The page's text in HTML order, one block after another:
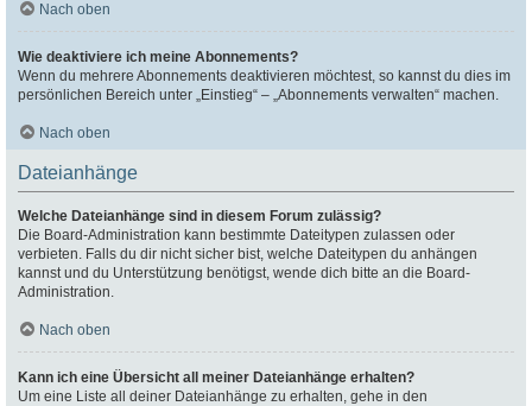
Nach oben
Wie deaktiviere ich meine Abonnements?
Wenn du mehrere Abonnements deaktivieren möchtest, so kannst du dies im
persönlichen Bereich unter „Einstieg“ – „Abonnements verwalten“ machen.
Nach oben
Dateianhänge
Welche Dateianhänge sind in diesem Forum zulässig?
Die Board-Administration kann bestimmte Dateitypen zulassen oder
verbieten. Falls du dir nicht sicher bist, welche Dateitypen du anhängen
kannst und du Unterstützung benötigst, wende dich bitte an die Board-
Administration.
Nach oben
Kann ich eine Übersicht all meiner Dateianhänge erhalten?
Um eine Liste all deiner Dateianhänge zu erhalten, gehe in den